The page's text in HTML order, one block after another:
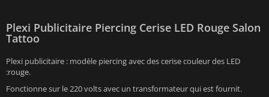
Plexi Publicitaire Piercing Cerise LED Rouge Salon
Tattoo
Plexi publicitaire : modèle piercing avec des cerise couleur des LED
:rouge.
Fonctionne sur le 220 volts avec un transformateur qui est fournit.